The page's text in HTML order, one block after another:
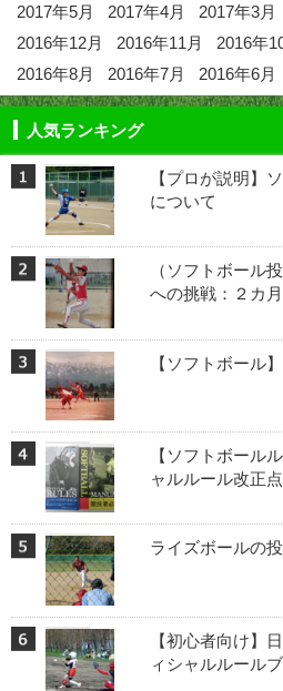
2017年5月
2017年4月 2017年3月
2016年12月
2016年11月 2016年
2016年8月
2016年7月 2016年6月
人気ランキング
【プロが説明】
について
（ソフトボール
への挑戦：２カ
【ソフトボール
【ソフトボール
ャルルール改正点
ライズボールの
【初心者向け】
ィシャルルール